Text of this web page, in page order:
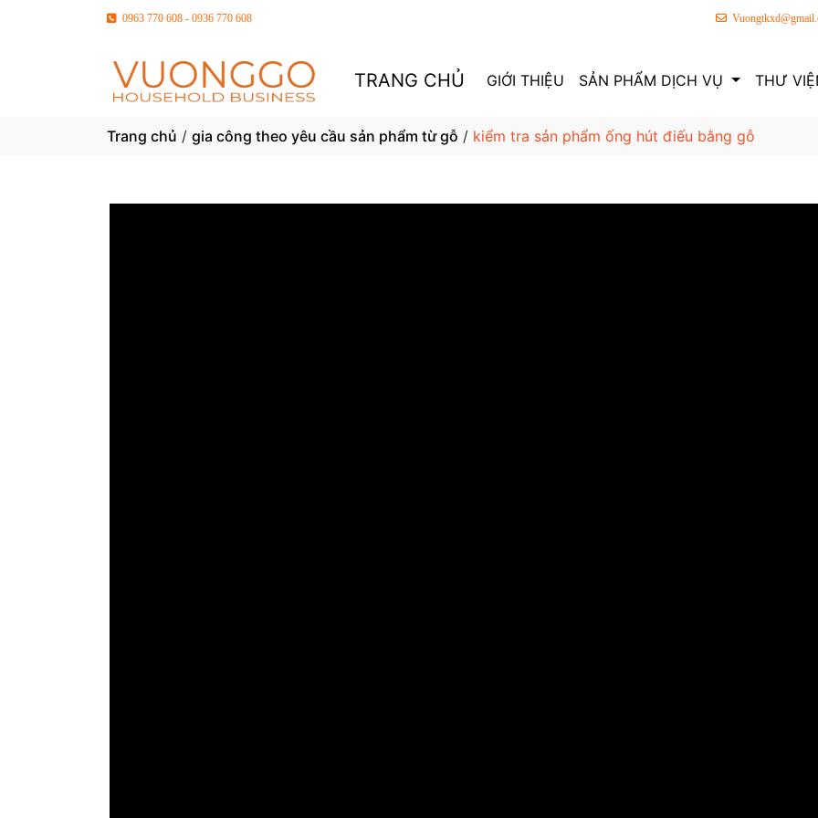
0963 770 608 - 0936 770 608
TRANG CHỦ GIỚI THIỆU SẢN PHẨM DỊCH VỤ THƯ
Trang chủ / gia công theo yêu cầu sản phẩm từ gỗ / kiểm tra sản phẩm ống hút điếu bằng gỗ